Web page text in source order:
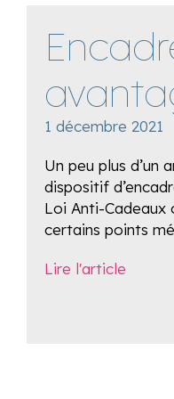
1 décembre 2021
Un peu plus d’un
dispositif
Loi Anti-Cadeaux
certains points
Lire l'article